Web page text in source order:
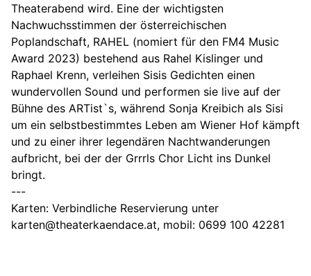
Theaterabend wird. Eine der wichtigsten
Nachwuchsstimmen der österreichischen
Poplandschaft, RAHEL (nomiert für den FM4 Music
Award 2023) bestehend aus Rahel Kislinger und
Raphael Krenn, verleihen Sisis Gedichten einen
wundervollen Sound und performen sie live auf der
Bühne des ARTist`s, während Sonja Kreibich als Sisi
um ein selbstbestimmtes Leben am Wiener Hof kämpft
und zu einer ihrer legendären Nachtwanderungen
aufbricht, bei der der Grrrls Chor Licht ins Dunkel
bringt.
---
Karten: Verbindliche Reservierung unter
karten@theaterkaendace.at, mobil: 0699 100 42281